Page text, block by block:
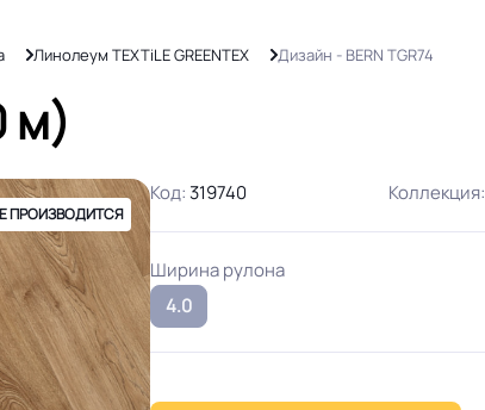
Линолеум TEXTiLE GREENTEX Дизайн - BERN TGR74
м)
ПРОИЗВОДИТСЯ
Код: 319740 Коллекция:
Ширина рулона
4.0